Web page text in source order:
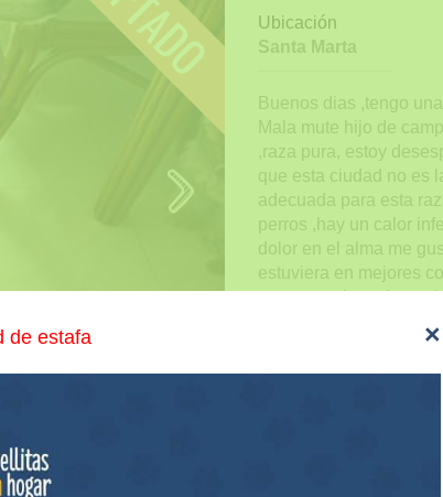
Ubicación
Santa Marta
Buenos dias ,tengo
Mala mute hijo de
,raza pura, estoy
que esta ciudad no es
adecuada para esta
perros ,hay un calor
dolor en el alma me
estuviera en mejores
y en espacios
condiciones de hacer
para ayudarlos en este
Muchas gracias por su
×
de estafa